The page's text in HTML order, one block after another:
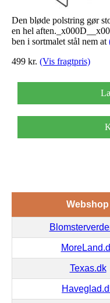
Den bløde polstring gør
en hel
ben i sortmalet stål nem at
499 kr. (Vis fragtpris)
Webshop
Texas.dk